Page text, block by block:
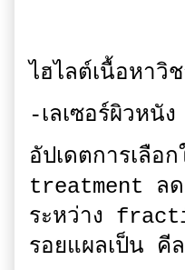
ไฮไลต์เนื้อหาวิ
-เลเซอร์ผิวห
อัปเดตการเลื
treatment ลด
ระหว่าง
รอยแผลเป็น คี